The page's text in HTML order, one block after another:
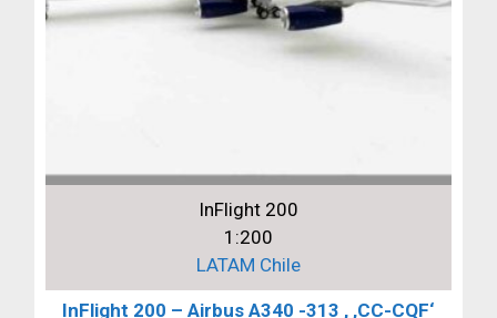
InFlight 200
1:200
LATAM Chile
InFlight 200 – Airbus A340 -313 , ‚CC-CQF‘